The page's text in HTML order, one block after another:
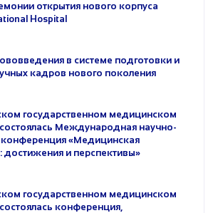
открытия нового корпуса
Hospital
в системе подготовки и
кадров нового поколения
государственном медицинском
состоялась Международная научно-
конференция «Медицинская
достижения и перспективы»
государственном медицинском
конференция,